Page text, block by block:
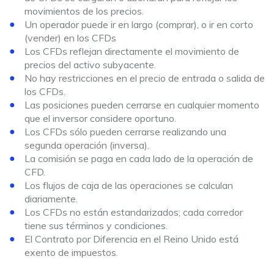
movimientos de los precios.
Un operador puede ir en largo (comprar), o ir en corto
(vender) en los CFDs
Los CFDs reflejan directamente el movimiento de
precios del activo subyacente.
No hay restricciones en el precio de entrada o salida de
los CFDs.
Las posiciones pueden cerrarse en cualquier momento
que el inversor considere oportuno.
Los CFDs sólo pueden cerrarse realizando una
segunda operación (inversa).
La comisión se paga en cada lado de la operación de
CFD.
Los flujos de caja de las operaciones se calculan
diariamente.
Los CFDs no están estandarizados; cada corredor
tiene sus términos y condiciones.
El Contrato por Diferencia en el Reino Unido está
exento de impuestos.